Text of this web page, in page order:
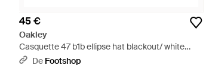
45 €
Oakley
Casquette 47 b1b ellipse hat blackout/ white
universal - Noir
De Footshop